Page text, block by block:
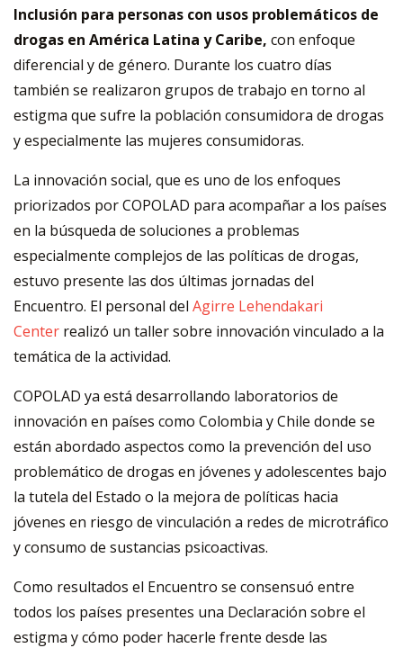
Inclusión para personas con usos problemáticos de
drogas en América Latina y Caribe, con enfoque
diferencial y de género. Durante los cuatro días
también se realizaron grupos de trabajo en torno al
estigma que sufre la población consumidora de drogas
y especialmente las mujeres consumidoras.
La innovación social, que es uno de los enfoques
priorizados por COPOLAD para acompañar a los países
en la búsqueda de soluciones a problemas
especialmente complejos de las políticas de drogas,
estuvo presente las dos últimas jornadas del
Encuentro. El personal del Agirre Lehendakari
Center realizó un taller sobre innovación vinculado a la
temática de la actividad.
COPOLAD ya está desarrollando laboratorios de
innovación en países como Colombia y Chile donde se
están abordado aspectos como la prevención del uso
problemático de drogas en jóvenes y adolescentes bajo
la tutela del Estado o la mejora de políticas hacia
jóvenes en riesgo de vinculación a redes de microtráfico
y consumo de sustancias psicoactivas.
Como resultados el Encuentro se consensuó entre
todos los países presentes una Declaración sobre el
estigma y cómo poder hacerle frente desde las